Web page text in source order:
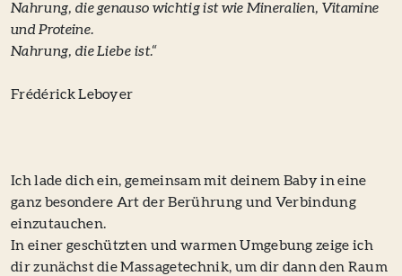
Nahrung, die genauso wichtig ist wie Mineralien, Vitamine
und Proteine.
Nahrung, die Liebe ist.“
Frédérick Leboyer
Ich lade dich ein, gemeinsam mit deinem Baby in eine
ganz besondere Art der Berührung und Verbindung
einzutauchen.
In einer geschützten und warmen Umgebung zeige ich
dir zunächst die Massagetechnik, um dir dann den Raum